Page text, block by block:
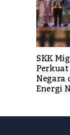
SKK
Negara
Energi